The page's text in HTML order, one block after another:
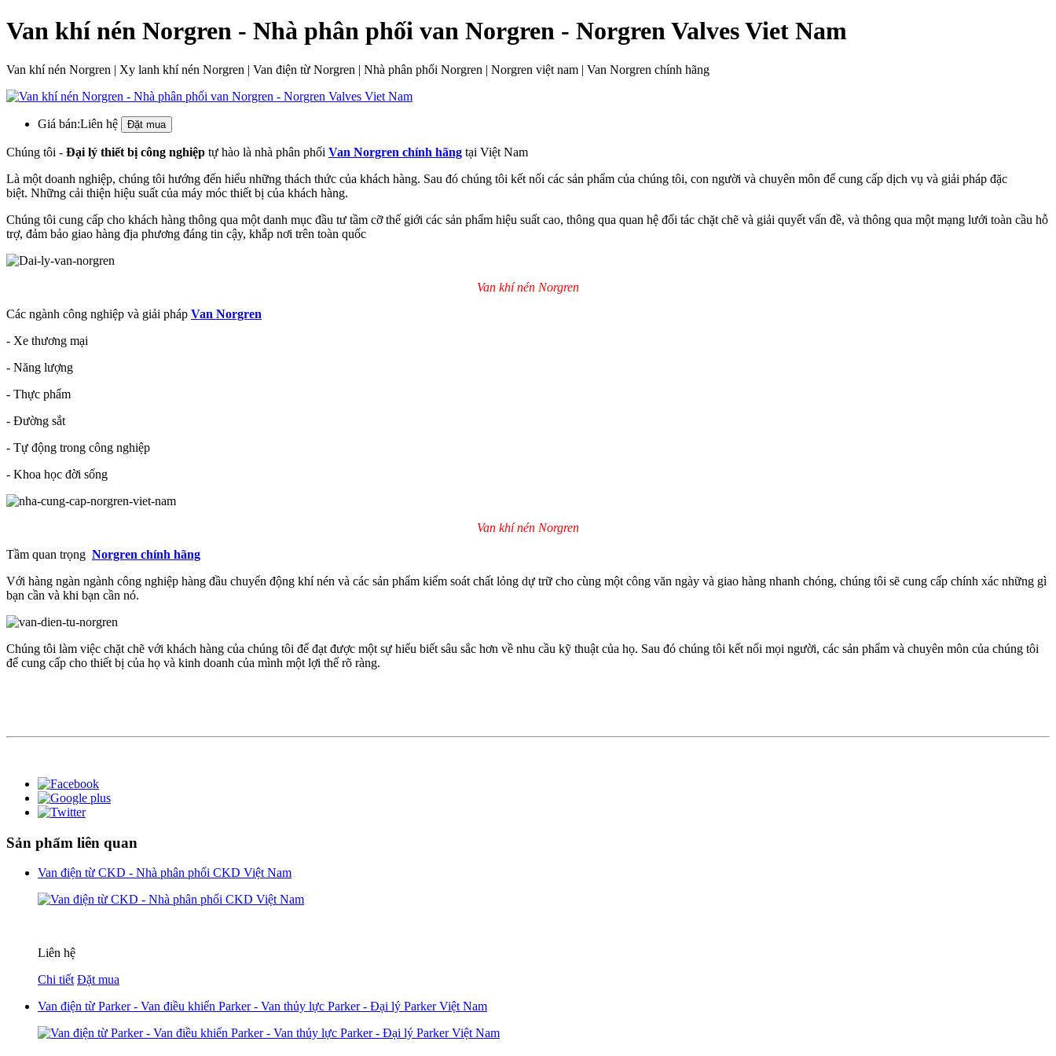
Van khí nén Norgren - Nhà phân phối van Norgren - Norgren Valves Viet Nam
Van khí nén Norgren | Xy lanh khí nén Norgren | Van điện từ Norgren | Nhà phân phối Norgren | Norgren việt nam | Van Norgren chính hãng
Giá bán:Liên hệ
Chúng tôi - Đại lý thiết bị công nghiệp tự hào là nhà phân phối Van Norgren chính hãng tại Việt Nam
Là một doanh nghiệp, chúng tôi hướng đến hiểu những thách thức của khách hàng. Sau đó chúng tôi kết nối các sản phẩm của chúng tôi, con người và chuyên môn để cung cấp dịch vụ và giải pháp đặc
biệt. Những cải thiện hiệu suất của máy móc thiết bị của khách hàng.
Chúng tôi cung cấp cho khách hàng thông qua một danh mục đầu tư tầm cỡ thế giới các sản phẩm hiệu suất cao, thông qua quan hệ đối tác chặt chẽ và giải quyết vấn đề, và thông qua một mạng lưới toàn cầu hỗ
trợ, đảm bảo giao hàng địa phương đáng tin cậy, khắp nơi trên toàn quốc
Van khí nén Norgren
Các ngành công nghiệp và giải pháp Van Norgren
- Xe thương mại
- Năng lượng
- Thực phẩm
- Đường sắt
- Tự động trong công nghiệp
- Khoa học đời sống
Van khí nén Norgren
Tầm quan trọng Norgren chính hãng
Với hàng ngàn ngành công nghiệp hàng đầu chuyển động khí nén và các sản phẩm kiểm soát chất lỏng dự trữ cho cùng một công văn ngày và giao hàng nhanh chóng, chúng tôi sẽ cung cấp chính xác những gì
bạn cần và khi bạn cần nó.
Chúng tôi làm việc chặt chẽ với khách hàng của chúng tôi để đạt được một sự hiểu biết sâu sắc hơn về nhu cầu kỹ thuật của họ. Sau đó chúng tôi kết nối mọi người, các sản phẩm và chuyên môn của chúng tôi
để cung cấp cho thiết bị của họ và kinh doanh của mình một lợi thế rõ ràng.
Sản phẩm liên quan
Van điện từ CKD - Nhà phân phối CKD Việt Nam
Liên hệ
Chi tiết Đặt mua
Van điện từ Parker - Van điều khiển Parker - Van thủy lực Parker - Đại lý Parker Việt Nam